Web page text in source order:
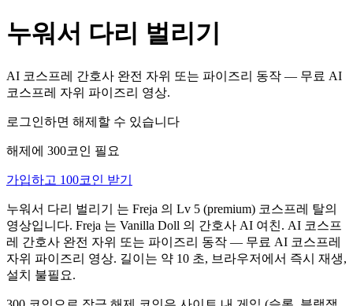
누워서 다리 벌리기
AI 코스프레 간호사 완전 자위 또는 파이즈리 동작 — 무료 AI
코스프레 자위 파이즈리 영상.
로그인하면 해제할 수 있습니다
해제에 300코인 필요
가입하고 100코인 받기
누워서 다리 벌리기 는 Freja 의 Lv 5 (premium) 코스프레 탈의
영상입니다. Freja 는 Vanilla Doll 의 간호사 AI 여친. AI 코스프
레 간호사 완전 자위 또는 파이즈리 동작 — 무료 AI 코스프레
자위 파이즈리 영상. 길이는 약 10 초, 브라우저에서 즉시 재생,
설치 불필요.